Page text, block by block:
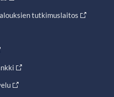
tutkimuslaitos